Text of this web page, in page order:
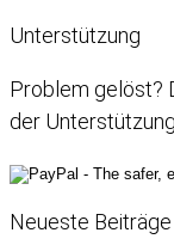
Unterstützung
Problem gelöst?
der
Neueste Beiträge